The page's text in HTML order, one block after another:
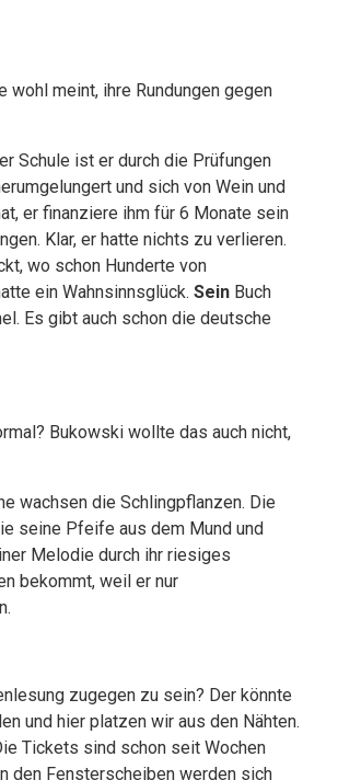
meint, ihre Rundungen gegen
Schule ist er durch die Prüfungen
und sich von Wein und
er finanziere ihm für 6 Monate sein
Klar, er hatte nichts zu verlieren.
wo schon Hunderte von
ein Wahnsinnsglück. Sein Buch
Es gibt auch schon die deutsche
Bukowski wollte das auch nicht,
wachsen die Schlingpflanzen. Die
seine Pfeife aus dem Mund und
Melodie durch ihr riesiges
bekommt, weil er nur
zugegen zu sein? Der könnte
und hier platzen wir aus den Nähten.
Tickets sind schon seit Wochen
den Fensterscheiben werden sich